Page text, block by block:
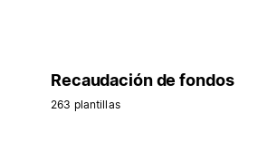
Recaudación de fondos
263 plantillas